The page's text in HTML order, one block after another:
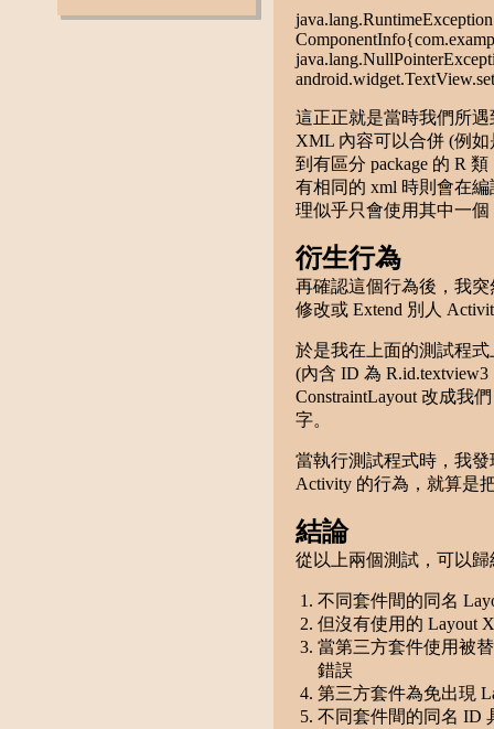
這正正就是當時我們所
XML 內容可以合併 (例如
到有區分 package 的 R
有相同的 xml 時則會在
理似乎只會使用其中一個
衍生行為
再確認這個行為後，我
修改或 Extend 別人
於是我在上面的測試程式
(內含 ID 為
ConstraintLayout 改成我
字。
當執行測試程式時，我
Activity 的行為，就算是
結論
從以上兩個測試，可以
不同套件間的同名
但沒有使用的 Layout
當第三方套件使用被
錯誤
第三方套件為免出現
不同套件間的同名 ID